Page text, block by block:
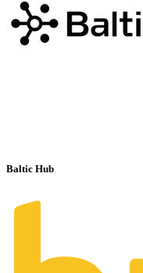
Baltic Hub